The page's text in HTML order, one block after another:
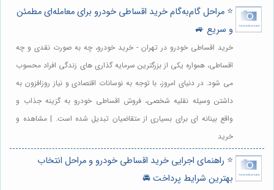
⭐️ مراحل گام‌به‌گام خرید اقساطی خودرو برای معامله‌ای مطمئن
و سریع 🚙
خرید اقساطی خودرو در تهران - خرید خودرو، چه به صورت نقدی و چه
اقساطی، همواره یکی از بزرگترین سرمایه گذاری های زندگی افراد محسوب
می شود. در دنیای امروز، با توجه به نوسانات اقتصادی و نیاز روزافزون به
داشتن وسیله نقلیه شخصی، فروش اقساطی خودرو به گزینه جذاب و
واقع بینانه ای برای بسیاری از متقاضیان تبدیل شده است. | مشاهده و
خرید
⭐️ راهنمای اجرایی خرید اقساطی خودرو و مراحل انتخاب
بهترین شرایط پرداخت 🚘